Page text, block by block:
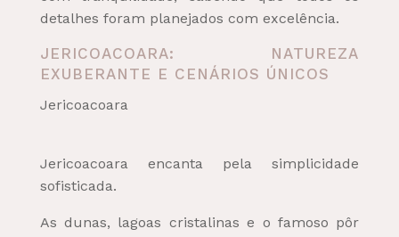
detalhes foram planejados com excelência.
JERICOACOARA: NATUREZA
EXUBERANTE E CENÁRIOS ÚNICOS
Jericoacoara
Jericoacoara encanta pela simplicidade
sofisticada.
As dunas, lagoas cristalinas e o famoso pôr